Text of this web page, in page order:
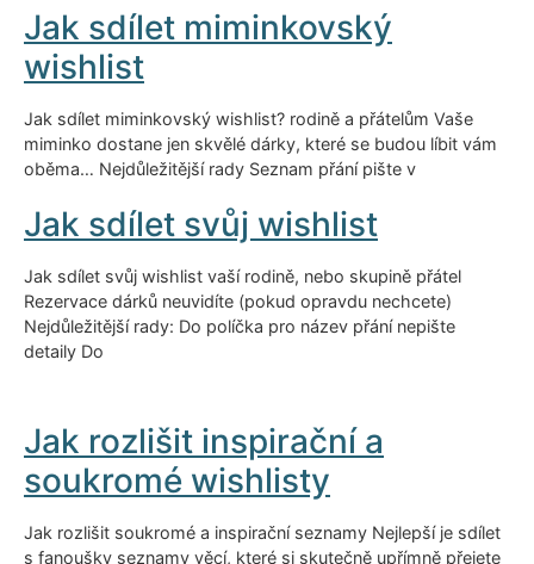
Jak sdílet miminkovský
wishlist
Jak sdílet miminkovský wishlist? rodině a přátelům Vaše
miminko dostane jen skvělé dárky, které se budou líbit vám
oběma… Nejdůležitější rady Seznam přání pište v
Jak sdílet svůj wishlist
Jak sdílet svůj wishlist vaší rodině, nebo skupině přátel
Rezervace dárků neuvidíte (pokud opravdu nechcete)
Nejdůležitější rady: Do políčka pro název přání nepište
detaily Do
Jak rozlišit inspirační a
soukromé wishlisty
Jak rozlišit soukromé a inspirační seznamy Nejlepší je sdílet
s fanoušky seznamy věcí, které si skutečně upřímně přejete